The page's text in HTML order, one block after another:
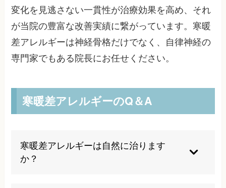
変化を見逃さない一貫性が治療効果を高め、それ
が当院の豊富な改善実績に繋がっています。寒暖
差アレルギーは神経骨格だけでなく、自律神経の
専門家でもある院長にお任せください。
寒暖差アレルギーのQ＆A
寒暖差アレルギーは自然に治ります
か？